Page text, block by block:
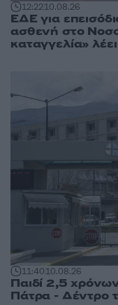
12:2210.08.26
ΕΔΕ για
ασθενή στο
καταγγελία»
11:4010.08.26
Παιδί 2,5
Πάτρα - Δέντρο